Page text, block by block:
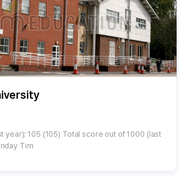
year): 105 (105) Total score out of 1000 (last
Tim